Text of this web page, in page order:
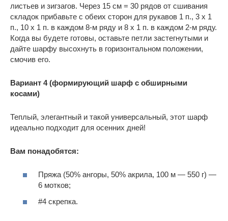
листьев и зигзагов. Через 15 см = 30 рядов от сшивания
складок прибавьте с обеих сторон для рукавов 1 п., 3 х 1
п., 10 х 1 п. в каждом 8-м ряду и 8 х 1 п. в каждом 2-м ряду.
Когда вы будете готовы, оставьте петли застегнутыми и
дайте шарфу высохнуть в горизонтальном положении,
смочив его.
Вариант 4 (формирующий шарф с обширными
косами)
Теплый, элегантный и такой универсальный, этот шарф
идеально подходит для осенних дней!
Вам понадобятся:
Пряжа (50% ангоры, 50% акрила, 100 м — 550 г) —
6 мотков;
#4 скрепка.